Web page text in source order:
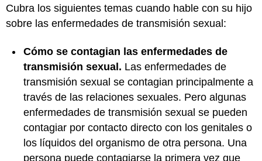
Cubra los siguientes temas cuando hable con su hijo
sobre las enfermedades de transmisión sexual:
Cómo se contagian las enfermedades de
transmisión sexual. Las enfermedades de
transmisión sexual se contagian principalmente a
través de las relaciones sexuales. Pero algunas
enfermedades de transmisión sexual se pueden
contagiar por contacto directo con los genitales o
los líquidos del organismo de otra persona. Una
persona puede contagiarse la primera vez que